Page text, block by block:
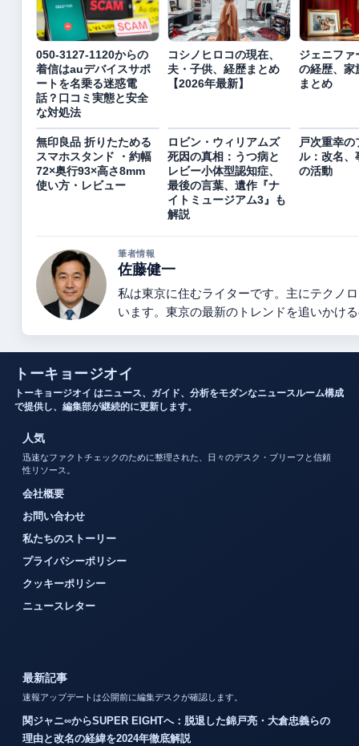
050-3127-1120からの
着信はauデバイスサポ
ートを名乗る迷惑電
話？口コミ実態と安全
な対処法
コシノヒロコの現在、
夫・子供、経歴まとめ
【2026年最新】
ジェニファ
の経歴、家
まとめ
無印良品 折りたためる
スマホスタンド ・約幅
72×奥行93×高さ8mm
使い方・レビュー
ロビン・ウィリアムズ
死因の真相：うつ病と
レビー小体型認知症、
最後の言葉、遺作『ナ
イトミュージアム3』も
解説
戸次重幸
ル：改名、
の活動
筆者情報
佐藤健一
私は東京に住むライターです。主にテクノ
います。東京の最新のトレンドを追いかけ
トーキョージオイ
トーキョージオイ はニュース、ガイド、分析をモダンなニュースルーム構成
で提供し、編集部が継続的に更新します。
人気
迅速なファクトチェックのために整理された、日々のデスク・ブリーフと信頼
性リソース。
会社概要
お問い合わせ
私たちのストーリー
プライバシーポリシー
クッキーポリシー
ニュースレター
最新記事
速報アップデートは公開前に編集デスクが確認します。
関ジャニ∞からSUPER EIGHTへ：脱退した錦戸亮・大倉忠義らの
理由と改名の経緯を2024年徹底解説